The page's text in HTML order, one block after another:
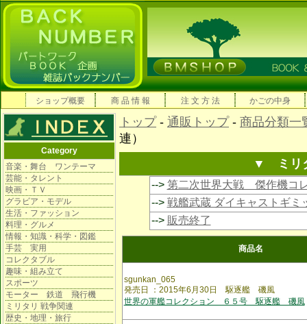
ショップ概要 商 品 情 報 注 文 方 法 かごの中身
Category
音楽・舞台 ワンテーマ
芸能・タレント
映画・ＴＶ
グラビア・モデル
生活・ファッション
料理・グルメ
情報・知識・科学・図鑑
手芸 実用
コレクタブル
趣味・組み立て
スポーツ
モーター 鉄道 飛行機
ミリタリ 戦争関連
歴史・地理・旅行
トップ- 通販トップ- 商品分類一
連）
▼ ミリ
--> 第二次世界大戦 傑作機コ
--> 戦艦武蔵 ダイキャストギミ
--> 販売終了
商品名
sgunkan_065
発売日 ：2015年6月30日 駆逐艦 磯風
世界の軍艦コレクション ６５号 駆逐艦 磯風